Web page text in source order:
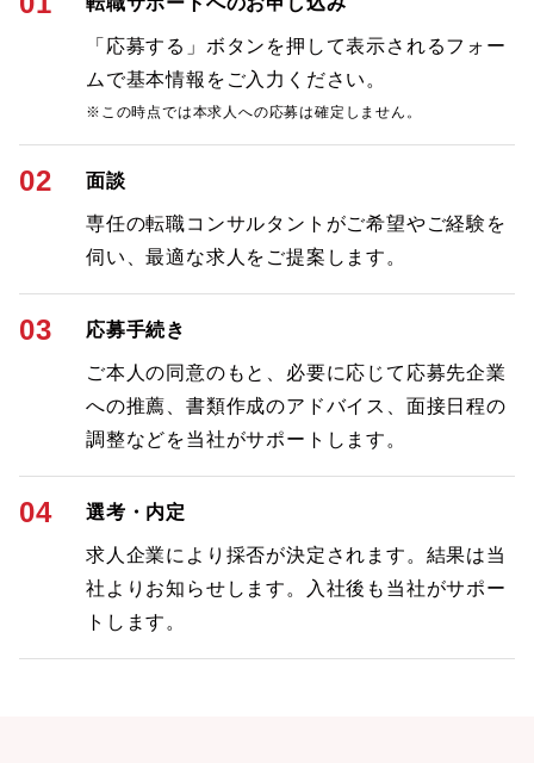
「応募する」ボタンを押して表示されるフォー
ムで基本情報をご入力ください。
※この時点では本求人への応募は確定しません。
02 面談
専任の転職コンサルタントがご希望やご経験を
伺い、最適な求人をご提案します。
03 応募手続き
ご本人の同意のもと、必要に応じて応募先企業
への推薦、書類作成のアドバイス、面接日程の
調整などを当社がサポートします。
04 選考・内定
求人企業により採否が決定されます。結果は当
社よりお知らせします。入社後も当社がサポー
トします。